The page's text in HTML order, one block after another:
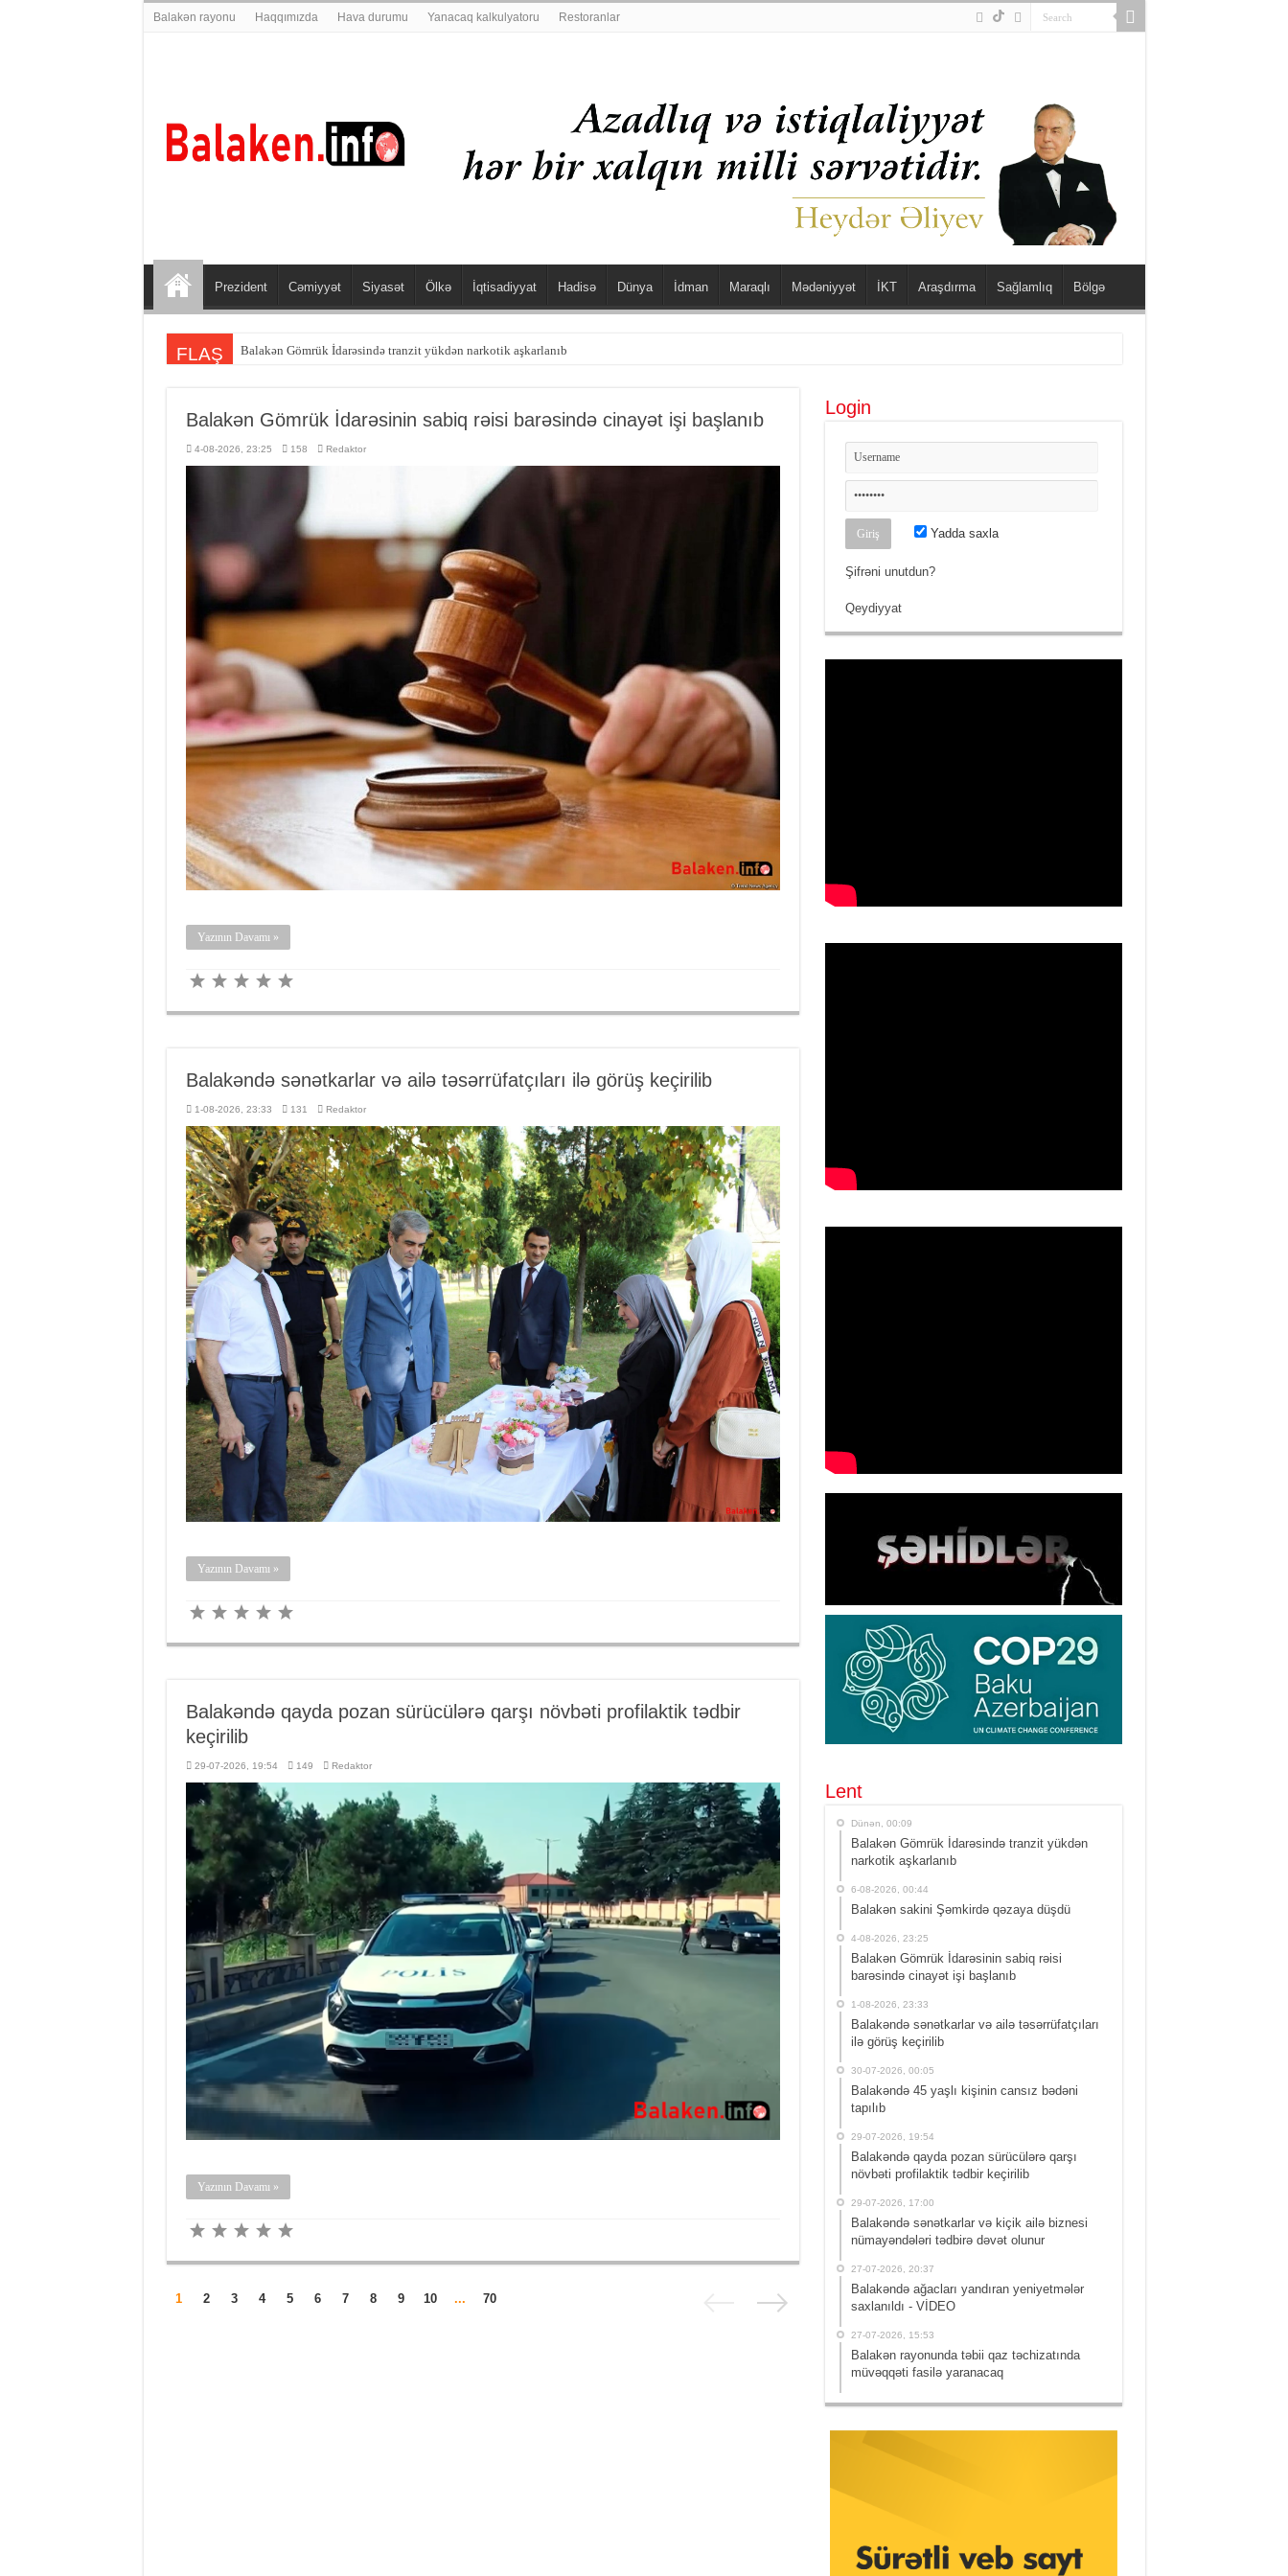
Balakən rayonu Haqqımızda Hava durumu Yanacaq kalkulyatoru Restoranlar
Prezident Cəmiyyət Siyasət Ölkə İqtisadiyyat Hadisə Dünya İdman Maraqlı Mədəniyyət İKT Araşdırma Sağlamlıq Bölgə
FLAŞ Balakən Gömrük İdarəsində tranzit yükdən narkotik aşkarlanıb
Balakən sakini Şəmkirdə qəzaya düşdü
Balakən Gömrük İdarəsinin sabiq rəisi barəsində cinayət işi başlanıb
4-08-2026, 23:25 158 Redaktor
Yazının Davamı »
Balakəndə sənətkarlar və ailə təsərrüfatçıları ilə görüş keçirilib
1-08-2026, 23:33 131 Redaktor
Yazının Davamı »
Balakəndə qayda pozan sürücülərə qarşı növbəti profilaktik tədbir
keçirilib
29-07-2026, 19:54 149 Redaktor
Yazının Davamı »
1 2 3 4 5 6 7 8 9 10 ... 70
Login
Yadda saxla
Şifrəni unutdun?
Qeydiyyat
Lent
Dünən, 00:09
Balakən Gömrük İdarəsində tranzit yükdən
narkotik aşkarlanıb
6-08-2026, 00:44
Balakən sakini Şəmkirdə qəzaya düşdü
4-08-2026, 23:25
Balakən Gömrük İdarəsinin sabiq rəisi
barəsində cinayət işi başlanıb
1-08-2026, 23:33
Balakəndə sənətkarlar və ailə təsərrüfatçıları
ilə görüş keçirilib
30-07-2026, 00:05
Balakəndə 45 yaşlı kişinin cansız bədəni
tapılıb
29-07-2026, 19:54
Balakəndə qayda pozan sürücülərə qarşı
növbəti profilaktik tədbir keçirilib
29-07-2026, 17:00
Balakəndə sənətkarlar və kiçik ailə biznesi
nümayəndələri tədbirə dəvət olunur
27-07-2026, 20:37
Balakəndə ağacları yandıran yeniyetmələr
saxlanıldı - VİDEO
27-07-2026, 15:53
Balakən rayonunda təbii qaz təchizatında
müvəqqəti fasilə yaranacaq